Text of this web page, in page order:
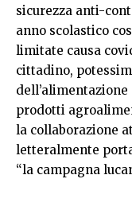
sicurezza anti-
anno scolastico
limitate causa
cittadino,
prodotti
la collaborazione
letteralmente
“la campagna